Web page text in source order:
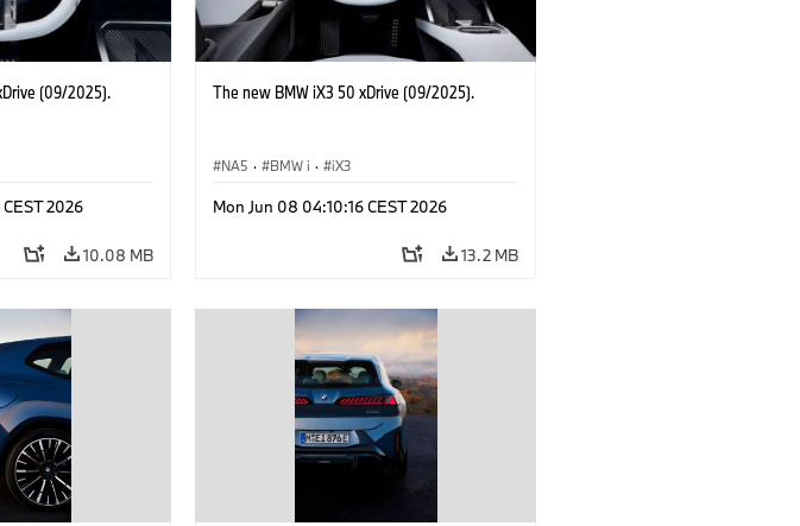
(09/2025).
2026
10.08 MB
The new BMW iX3 50 xDrive (09/2025).
NA5 · BMW i · iX3
Mon Jun 08 04:10:16 CEST 2026
13.2 MB